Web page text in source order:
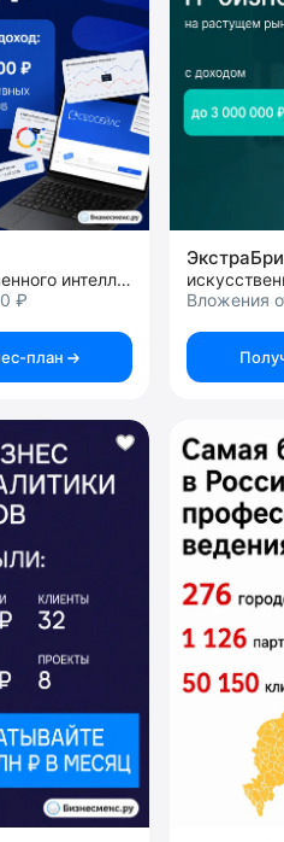
внедрение искусственного интеллекта
₽
план
Вложения